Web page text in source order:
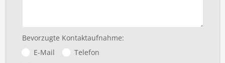
Bevorzugte Kontaktaufnahme:
E-Mail
Telefon